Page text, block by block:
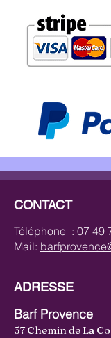
CONTACT
Téléphone : 07 49
Mail:
ADRESSE
Barf Provence
57 Chemin de La